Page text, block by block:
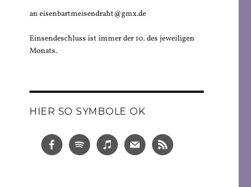
an eisenbartmeisendraht@gmx.de
Einsendeschluss ist immer der 10. des jeweiligen
Monats.
HIER SO SYMBOLE OK